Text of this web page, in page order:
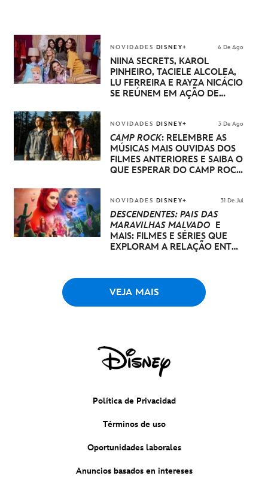
NOVIDADES DISNEY+ 6 De Ago
NIINA SECRETS, KAROL
PINHEIRO, TACIELE ALCOLEA,
LU FERREIRA E RAYZA NICÁCIO
SE REÚNEM EM AÇÃO DE
NOVIDADES DISNEY+ 3 De Ago
CAMP ROCK: RELEMBRE AS
MÚSICAS MAIS OUVIDAS DOS
FILMES ANTERIORES E SAIBA O
QUE ESPERAR DO CAMP ROCK
NOVIDADES DISNEY+ 31 De Jul
DESCENDENTES: PAÍS DAS
MARAVILHAS MALVADO E
MAIS: FILMES E SÉRIES QUE
EXPLORAM A RELAÇÃO ENTRE
VEJA MAIS
Política de Privacidad
Términos de uso
Oportunidades laborales
Anuncios basados en intereses